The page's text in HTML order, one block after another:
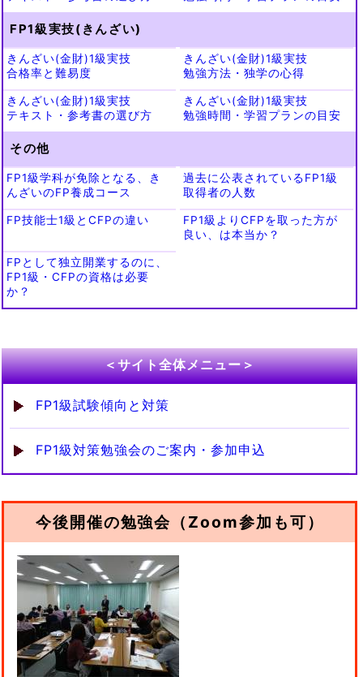
FP1級実技(きんざい)
きんざい(金財)1級実技
合格率と難易度
きんざい(金財)1級実技
勉強方法・独学の心得
きんざい(金財)1級実技
テキスト・参考書の選び方
きんざい(金財)1級実技
勉強時間・学習プランの目安
その他
FP1級学科が免除となる、き
んざいのFP養成コース
過去に公表されているFP1級
取得者の人数
FP技能士1級とCFPの違い
FP1級よりCFPを取った方が
良い、は本当か？
FPとして独立開業するのに、
FP1級・CFPの資格は必要
か？
＜サイト全体メニュー＞
FP1級試験傾向と対策
FP1級対策勉強会のご案内・参加申込
今後開催の勉強会（Zoom参加も可）